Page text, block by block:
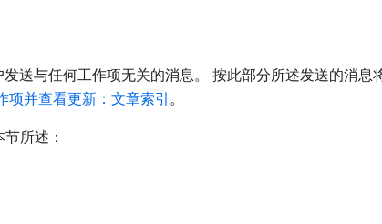
送与任何工作项无关的消息。 按此部分所述发送的消
项并查看更新：文章索引。
所述：